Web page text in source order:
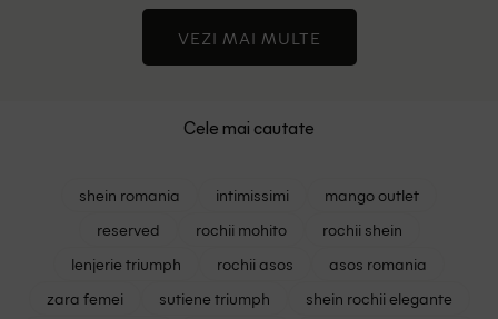
VEZI MAI MULTE
Cele mai cautate
shein romania intimissimi
mango outlet
reserved
rochii mohito
rochii shein
lenjerie triumph
rochii asos
asos romania
zara femei
sutiene triumph
shein rochii elegante